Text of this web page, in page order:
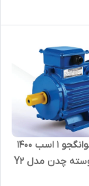
الکتروموتور گوانگجو 1 اسب 1400
دور سه فاز پوسته چدن مدل Y2